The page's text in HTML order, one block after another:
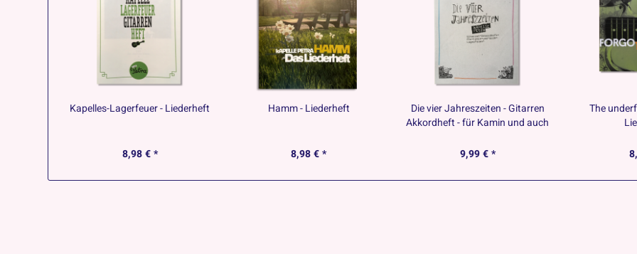
Kapelles-Lagerfeuer - Liederheft
8,98 € *
Hamm - Liederheft
8,98 € *
Die vier Jahreszeiten - Gitarren
Akkordheft - für Kamin und auch
9,99 € *
The